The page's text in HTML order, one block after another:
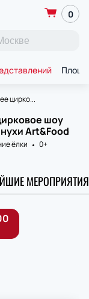
0
цирко...
шоу
Art&Food
ёлки
0+
МЕРОПРИЯТИЯ